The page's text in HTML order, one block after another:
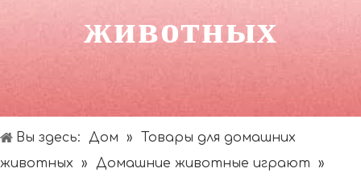
животных
Вы здесь: Дом »
Товары для домашних
животных
» Домашние животные играют
»